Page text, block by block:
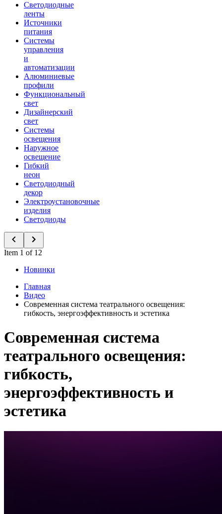
Светодиодные
ленты
Источники
питания
Системы
управления
и
автоматизации
Алюминиевые
профили
Функциональный
свет
Дизайнерский
свет
Системы
освещения
Наружное
освещение
Гибкий
неон
Светодиодный
декор
Электроустановочные
изделия
Светодиоды
Item 1 of 12
Новинки
Главная
Видео
Современная система театрального освещения:
гибкость, энергоэффективность и эстетика
Современная система
театрального освещения:
гибкость,
энергоэффективность и
эстетика